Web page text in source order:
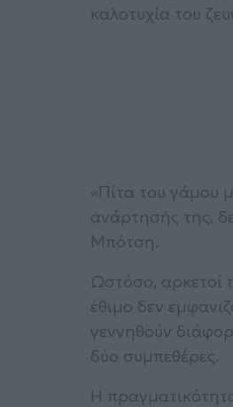
καλοτυχία του
«Πίτα του γάμου
ανάρτησής της,
Μπότση.
Ωστόσο, αρκετοί
έθιμο δεν
γεννηθούν
δύο συμπεθέρες.
Η